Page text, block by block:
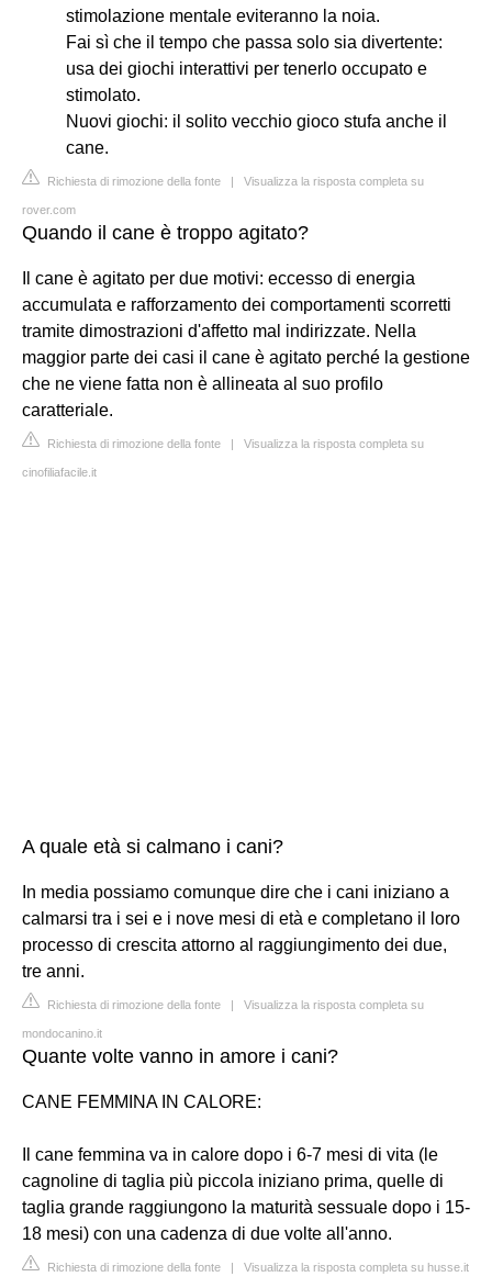
stimolazione mentale eviteranno la noia.
Fai sì che il tempo che passa solo sia divertente:
usa dei giochi interattivi per tenerlo occupato e
stimolato.
Nuovi giochi: il solito vecchio gioco stufa anche il
cane.
Richiesta di rimozione della fonte | Visualizza la risposta completa su
rover.com
Quando il cane è troppo agitato?
Il cane è agitato per due motivi: eccesso di energia
accumulata e rafforzamento dei comportamenti scorretti
tramite dimostrazioni d'affetto mal indirizzate. Nella
maggior parte dei casi il cane è agitato perché la gestione
che ne viene fatta non è allineata al suo profilo
caratteriale.
Richiesta di rimozione della fonte | Visualizza la risposta completa su
cinofiliafacile.it
A quale età si calmano i cani?
In media possiamo comunque dire che i cani iniziano a
calmarsi tra i sei e i nove mesi di età e completano il loro
processo di crescita attorno al raggiungimento dei due,
tre anni.
Richiesta di rimozione della fonte | Visualizza la risposta completa su
mondocanino.it
Quante volte vanno in amore i cani?
CANE FEMMINA IN CALORE:
Il cane femmina va in calore dopo i 6-7 mesi di vita (le
cagnoline di taglia più piccola iniziano prima, quelle di
taglia grande raggiungono la maturità sessuale dopo i 15-
18 mesi) con una cadenza di due volte all'anno.
Richiesta di rimozione della fonte | Visualizza la risposta completa su husse.it